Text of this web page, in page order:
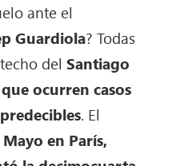
ante el
Guardiola? Todas
del Santiago
ocurren casos
. El
en París,